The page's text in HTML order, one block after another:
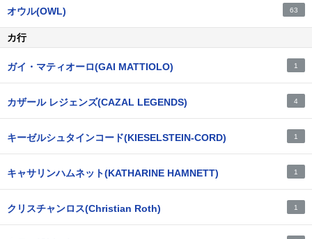
オウル(OWL) 63
カ行
ガイ・マティオーロ(GAI MATTIOLO) 1
カザール レジェンズ(CAZAL LEGENDS) 4
キーゼルシュタインコード(KIESELSTEIN-CORD) 1
キャサリンハムネット(KATHARINE HAMNETT) 1
クリスチャンロス(Christian Roth) 1